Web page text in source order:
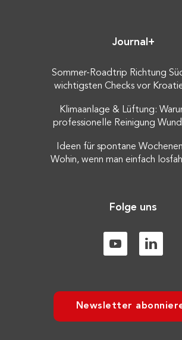
Journal+
Sommer-Roadtrip Richtung
wichtigsten Checks vor
Klimaanlage & Lüftung:
professionelle Reinigung
Ideen für spontane
Wohin, wenn man einfach
Folge uns
Newsletter